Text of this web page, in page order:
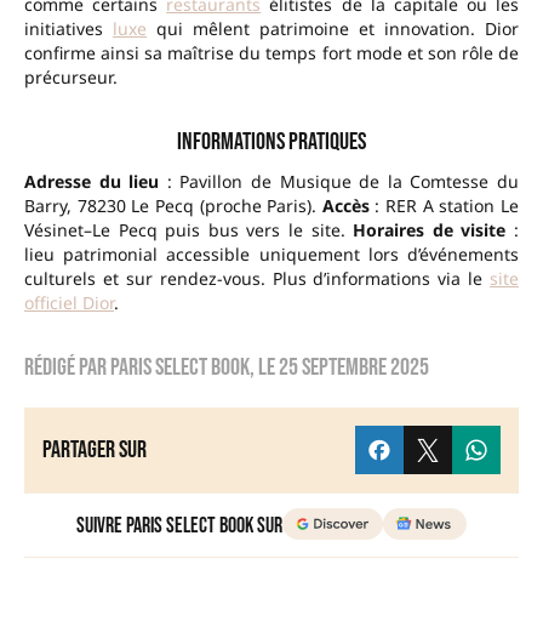
comme certains restaurants élitistes de la capitale ou les
initiatives luxe qui mêlent patrimoine et innovation. Dior
confirme ainsi sa maîtrise du temps fort mode et son rôle de
précurseur.
Informations pratiques
Adresse du lieu : Pavillon de Musique de la Comtesse du
Barry, 78230 Le Pecq (proche Paris). Accès: RER A station Le
Vésinet–Le Pecq puis bus vers le site. Horaires de visite :
lieu patrimonial accessible uniquement lors d’événements
culturels et sur rendez-vous. Plus d’informations via le site
officiel Dior.
Rédigé parParis Select Book, le25 septembre 2025
Partager sur
Suivre Paris Select Book sur